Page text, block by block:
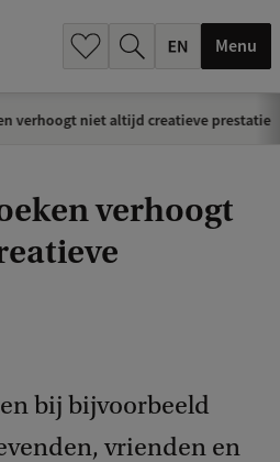
Menu
verhoogt niet altijd creatieve prestatie
verhoogt
bij bijvoorbeeld
vrienden en